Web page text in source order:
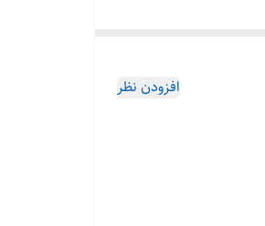
قیمت از رویال پرفیوم
افزودن نظر